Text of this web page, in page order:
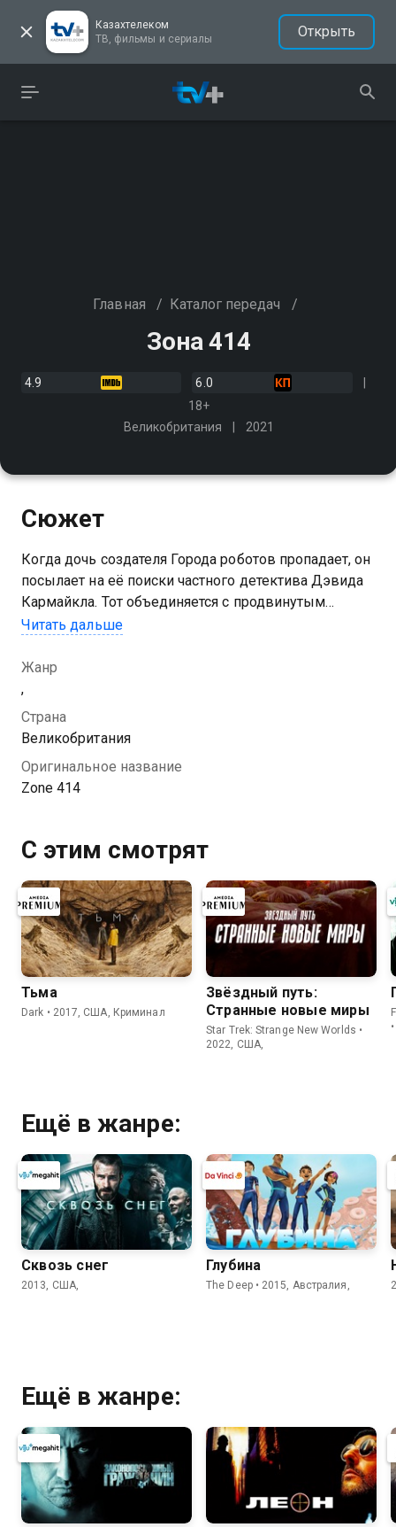
Казахтелеком
ТВ, фильмы и сериалы
Открыть
Главная / Каталог передач /
Зона 414
4.9
6.0
18+
Великобритания
2021
Сюжет
Когда дочь создателя Города роботов пропадает, он
посылает на её поиски частного детектива Дэвида
Кармайкла. Тот объединяется с продвинутым
искусственным интеллектом и начинает
историю создания Зоны 414
Читать дальше
Жанр
,
Страна
Великобритания
Оригинальное название
Zone 414
С этим смотрят
Тьма
Dark • 2017, США, Криминал
Звёздный путь:
Странные новые миры
Star Trek: Strange New Worlds •
2022, США,
Ещё в жанре:
Сквозь снег
2013, США,
Глубина
The Deep • 2015, Австралия,
Ещё в жанре: